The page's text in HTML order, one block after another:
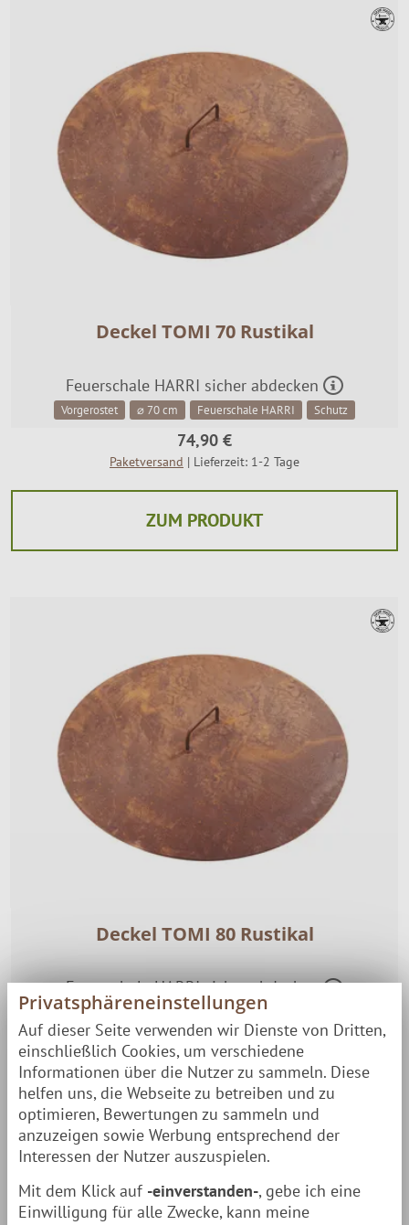
Deckel TOMI 70 Rustikal
Feuerschale HARRI sicher abdecken
Vorgerostet ⌀ 70 cm Feuerschale HARRI Schutz
74,90 €
Paketversand | Lieferzeit: 1-2 Tage
ZUM PRODUKT
Deckel TOMI 80 Rustikal
Feuerschale HARRI sicher abdecken
Vorgerostet ⌀ 80 cm Feuerschale HARRI
84,90 €
Paketversand | Lieferzeit: 1-2 Tage
ZUM PRODUKT
Privatsphäreneinstellungen
Auf dieser Seite verwenden wir Dienste von Dritten,
einschließlich Cookies, um verschiedene
Informationen über die Nutzer zu sammeln. Diese
helfen uns, die Webseite zu betreiben und zu
optimieren, Bewertungen zu sammeln und
anzuzeigen sowie Werbung entsprechend der
Interessen der Nutzer auszuspielen.
Mit dem Klick auf -einverstanden-, gebe ich eine
Einwilligung für alle Zwecke, kann meine